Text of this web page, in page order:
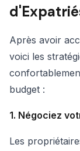
Après avoir
voici les
budget :
1. Négociez
Les